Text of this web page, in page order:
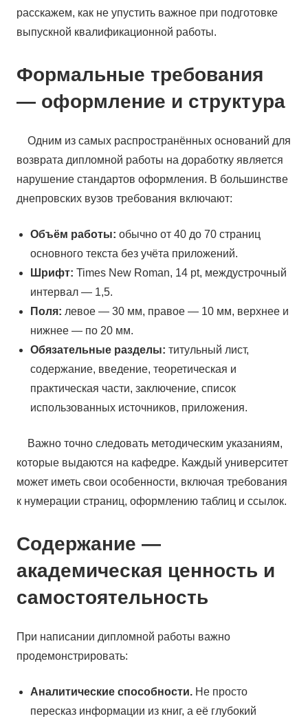
расскажем, как не упустить важное при подготовке
выпускной квалификационной работы.
Формальные требования
— оформление и структура
Одним из самых распространённых оснований для
возврата дипломной работы на доработку является
нарушение стандартов оформления. В большинстве
днепровских вузов требования включают:
Объём работы: обычно от 40 до 70 страниц
основного текста без учёта приложений.
Шрифт: Times New Roman, 14 pt, междустрочный
интервал — 1,5.
Поля: левое — 30 мм, правое — 10 мм, верхнее и
нижнее — по 20 мм.
Обязательные разделы: титульный лист,
содержание, введение, теоретическая и
практическая части, заключение, список
использованных источников, приложения.
Важно точно следовать методическим указаниям,
которые выдаются на кафедре. Каждый университет
может иметь свои особенности, включая требования
к нумерации страниц, оформлению таблиц и ссылок.
Содержание —
академическая ценность и
самостоятельность
При написании дипломной работы важно
продемонстрировать:
Аналитические способности. Не просто
пересказ информации из книг, а её глубокий